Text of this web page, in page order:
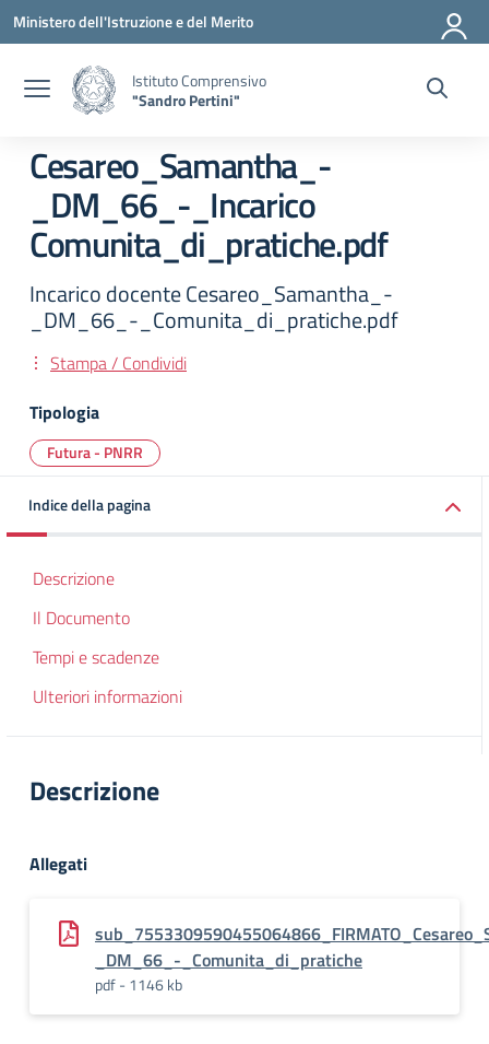
Vai ai contenuti
Vai al menu di navigazione
Vai al footer
Ministero dell'Istruzione e del Merito
Istituto Comprensivo
"Sandro Pertini"
Cesareo_Samantha_-
_DM_66_-_Incarico
Comunita_di_pratiche.pdf
Incarico docente Cesareo_Samantha_-
_DM_66_-_Comunita_di_pratiche.pdf
Stampa / Condividi
Tipologia
Futura - PNRR
Indice della pagina
Descrizione
Il Documento
Tempi e scadenze
Ulteriori informazioni
Descrizione
Allegati
_DM_66_-_Comunita_di_pratiche
pdf - 1146 kb